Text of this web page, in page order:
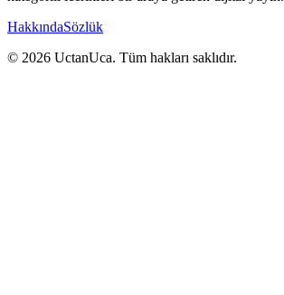
HakkındaSözlük
© 2026 UctanUca. Tüm hakları saklıdır.